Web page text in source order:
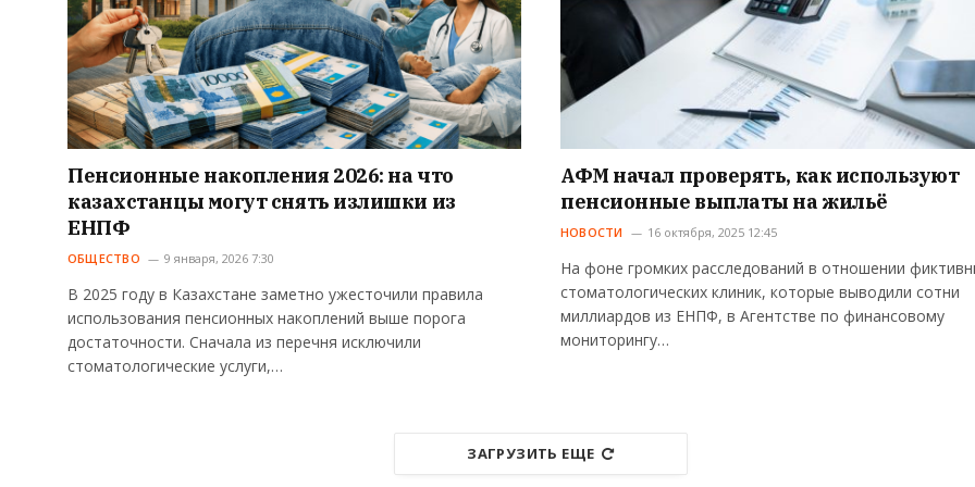
Пенсионные накопления 2026: на что
казахстанцы могут снять излишки из
ЕНПФ
ОБЩЕСТВО 9 января, 2026 7:30
В 2025 году в Казахстане заметно ужесточили правила
использования пенсионных накоплений выше порога
достаточности. Сначала из перечня исключили
стоматологические услуги,…
АФМ начал проверять, как используют
пенсионные выплаты на жильё
НОВОСТИ 16 октября, 2025 12:45
На фоне громких расследований в отношении
стоматологических клиник, которые выводили сотни
миллиардов из ЕНПФ, в Агентстве по финансовому
мониторингу…
ЗАГРУЗИТЬ ЕЩЕ